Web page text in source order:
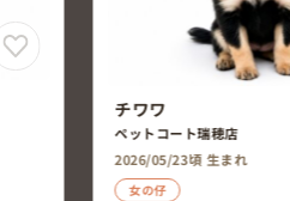
チワワ
ペットエキスポ多治見店
2026/05/20頃 生まれ
男の仔